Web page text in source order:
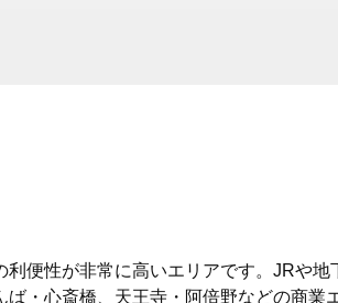
便性が非常に高いエリアです。JRや
・心斎橋、天王寺・阿倍野などの商業